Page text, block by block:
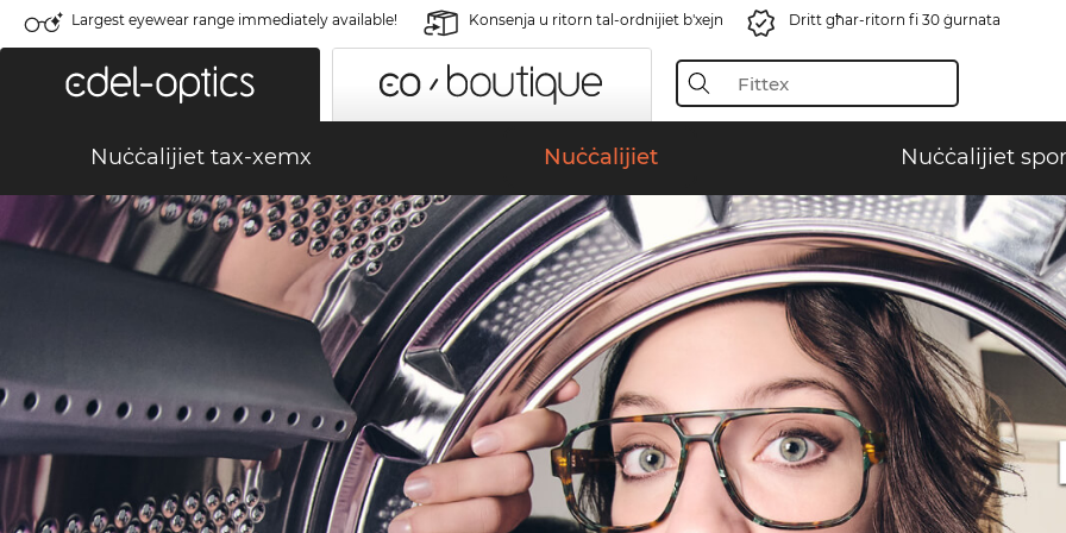
Largest eyewear range immediately available! Konsenja u ritorn tal-ordnijiet b'xejn Dritt għar-ritorn fi 30 ġurnata
Nuċċalijiet tax-xemx Nuċċalijiet Nuċċalijiet